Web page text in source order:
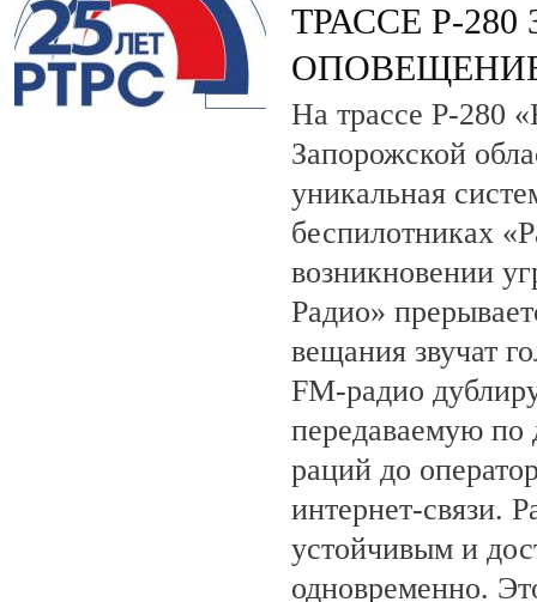
ТРАССЕ Р-
На трассе Р-280
Запорожской
уникальная
беспилотниках
возникновении
Радио»
вещания звучат
FM-радио
передаваемую по
раций до
интернет-связи.
устойчивым и
одновременно.